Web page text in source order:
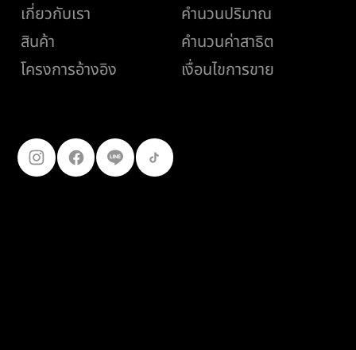
เกี่ยวกับเรา
สินค้า
โครงการอ้างอิง
คำนวนปริมาณ
คำนวนค่าสาธิต
เงื่อนไขการขาย